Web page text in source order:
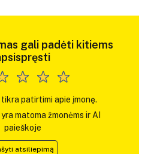
gali padėti kitiems
patirtimi apie įmonę.
matoma žmonėms ir AI
paieškoje
atsiliepimą